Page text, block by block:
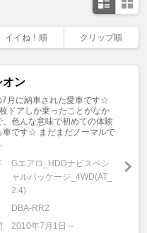
イイね！順 クリップ順
オン
7月に納車された愛車です☆
ドアしか乗ったことがなか
、色んな意味で初めての体験
車です☆ まだまだノーマルで
Gエアロ_HDDナビスペシ
ャルパッケージ_4WD(AT_
2.4)
DBA-RR2
2010年7月1日～